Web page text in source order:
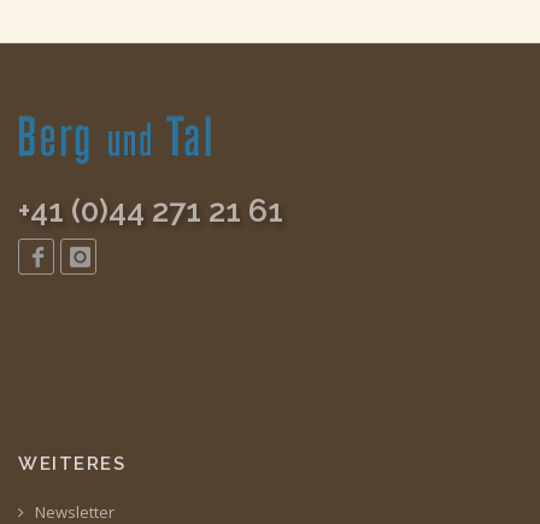
+41 (0)44 271 21 61
WEITERES
Newsletter